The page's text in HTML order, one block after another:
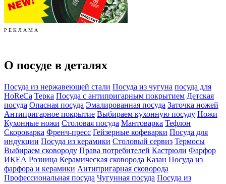
Р Е К Л А М А
О посуде в деталях
Посуда из нержавеющей стали Посуда из чугуна посуда для
HoReCa Терка Посуда с антипригарным покрытием Детская
посуда Опасная посуда Эмалированная посуда Заточка ножей
Антипригарное покрытие Выбираем кухонную посуду Ножи
Кухонные ножи Столовая посуда Мантоварка Тефлон
Скороварка Френч-пресс Гейзерные кофеварки Посуда для
индукции Посуда из керамики Столовый сервиз Термосы
Выбираем сковороду Права потребителей Кастрюли Фарфор
ИКЕА Розница Керамическая сковорода Казан Посуда из
фарфора и керамики Антипригарная сковорода
Профессиональная посуда Чугунная посуда Посуда из